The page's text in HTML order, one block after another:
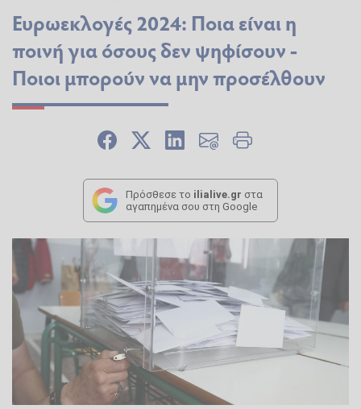
Ευρωεκλογές 2024: Ποια είναι η
ποινή για όσους δεν ψηφίσουν -
Ποιοι μπορούν να μην προσέλθουν
Πρόσθεσε το ilialive.gr στα
αγαπημένα σου στη Google